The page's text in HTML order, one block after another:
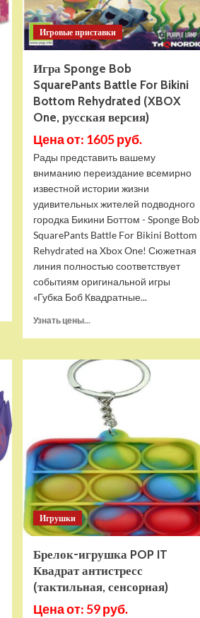
Игровые приставки
Игра Sponge Bob
SquarePants Battle For Bikini
Bottom Rehydrated (XBOX
One, русская версия)
Цена от: 1605 руб.
Рады представить вашему
вниманию переиздание всемирно
известной истории жизни
удивительных жителей подводного
городка Бикини Боттом - Sponge Bob
SquarePants Battle For Bikini Bottom
Rehydrated на Xbox One! Сюжетная
линия полностью соответствует
событиям оригинальной игры
«Губка Боб Квадратные...
Узнать цены...
Игра
SquarePants
Battle
Bikini
Bottom
Rehydrated
(XBOX
One,
русская
версия)
Игрушки
Брелок-игрушка POP IT
Квадрат антистресс
(тактильная, сенсорная)
Цена от: 59 руб.